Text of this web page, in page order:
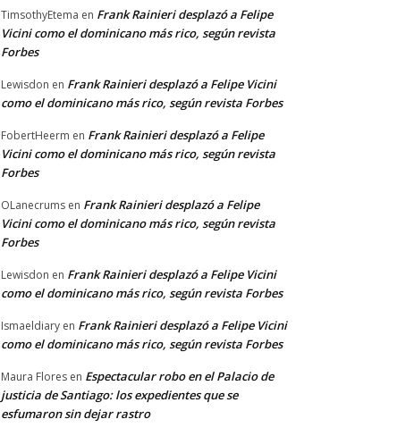
TimsothyEtema en Frank Rainieri desplazó a Felipe
Vicini como el dominicano más rico, según revista
Forbes
Lewisdon en Frank Rainieri desplazó a Felipe Vicini
como el dominicano más rico, según revista Forbes
FobertHeerm en Frank Rainieri desplazó a Felipe
Vicini como el dominicano más rico, según revista
Forbes
OLanecrums en Frank Rainieri desplazó a Felipe
Vicini como el dominicano más rico, según revista
Forbes
Lewisdon en Frank Rainieri desplazó a Felipe Vicini
como el dominicano más rico, según revista Forbes
Ismaeldiary en Frank Rainieri desplazó a Felipe Vicini
como el dominicano más rico, según revista Forbes
Maura Flores en Espectacular robo en el Palacio de
justicia de Santiago: los expedientes que se
esfumaron sin dejar rastro